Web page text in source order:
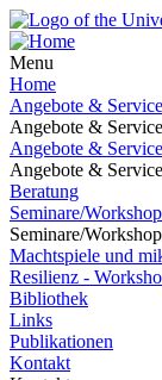
Menu
Home
Angebote & Service
Angebote & Service
Angebote & Service
Angebote & Service
Beratung
Seminare/
Seminare/
Machtspiele und
Resilienz -
Bibliothek
Links
Publikationen
Kontakt